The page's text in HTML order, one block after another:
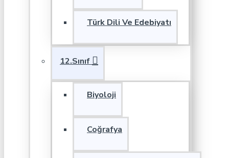
Türk Dili Ve Edebiyatı
12.Sınıf
Biyoloji
Coğrafya